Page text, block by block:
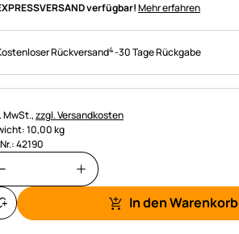
verfügbar!Mehr erfahren
Rückversand4-30 Tage Rückgabe
MwSt.,zzgl. Versandkosten
10,00 kg
42190
In den Warenkorb